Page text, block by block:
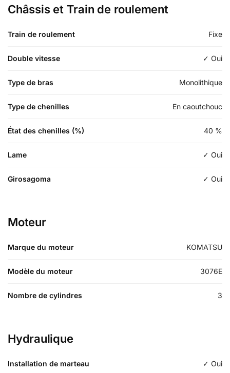
Châssis et Train de roulement
Train de roulement Fixe
Double vitesse ✓ Oui
Type de bras Monolithique
Type de chenilles En caoutchouc
État des chenilles (%) 40 %
Lame ✓ Oui
Girosagoma ✓ Oui
Moteur
Marque du moteur KOMATSU
Modèle du moteur 3076E
Nombre de cylindres 3
Hydraulique
Installation de marteau ✓ Oui